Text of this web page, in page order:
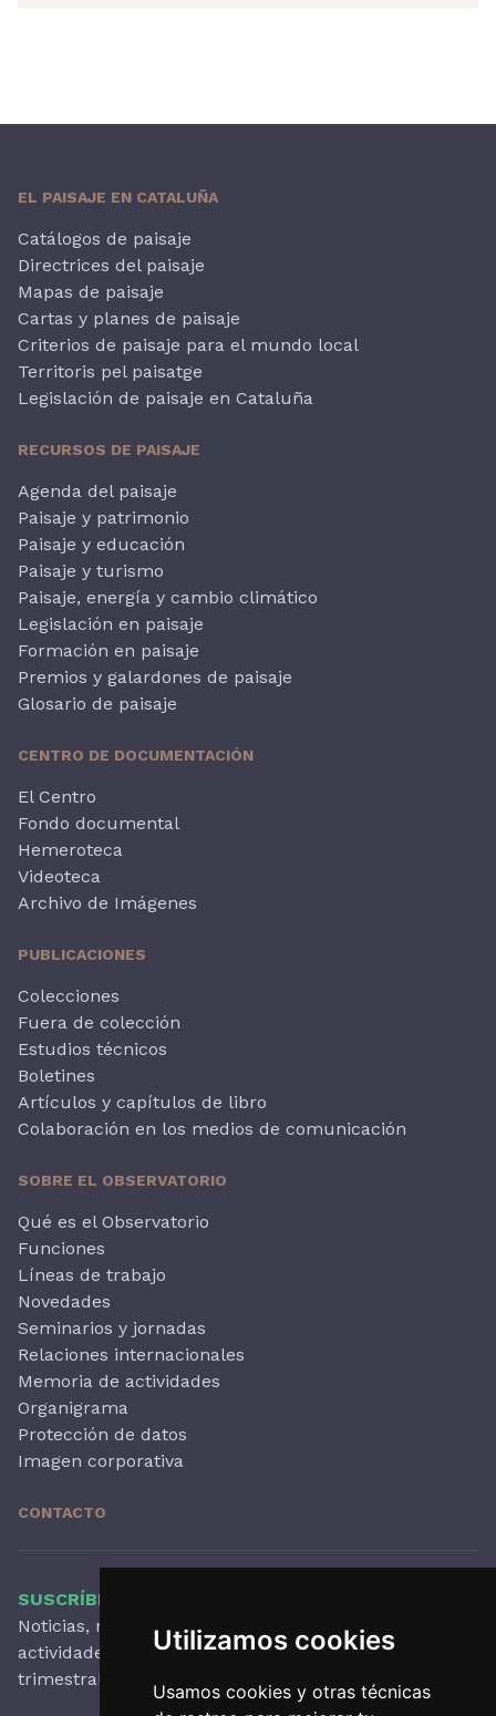
Utilizamos cookies
Usamos cookies y otras técnicas
EL PAISAJE EN CATALUÑA
Catálogos de paisaje
Directrices del paisaje
Mapas de paisaje
Cartas y planes de paisaje
Criterios de paisaje para el mundo local
Territoris pel paisatge
Legislación de paisaje en Cataluña
RECURSOS DE PAISAJE
Agenda del paisaje
Paisaje y patrimonio
Paisaje y educación
Paisaje y turismo
Paisaje, energía y cambio climático
Legislación en paisaje
Formación en paisaje
Premios y galardones de paisaje
Glosario de paisaje
CENTRO DE DOCUMENTACIÓN
El Centro
Fondo documental
Hemeroteca
Videoteca
Archivo de Imágenes
PUBLICACIONES
Colecciones
Fuera de colección
Estudios técnicos
Boletines
Artículos y capítulos de libro
Colaboración en los medios de comunicación
SOBRE EL OBSERVATORIO
Qué es el Observatorio
Funciones
Líneas de trabajo
Novedades
Seminarios y jornadas
Relaciones internacionales
Memoria de actividades
Organigrama
Protección de datos
Imagen corporativa
CONTACTO
SUSCRÍBETE A NUESTRO BOLETÍN
Noticias, novedades destacadas, artículos,
actividades y mucho más, con periodicidad
trimestral.